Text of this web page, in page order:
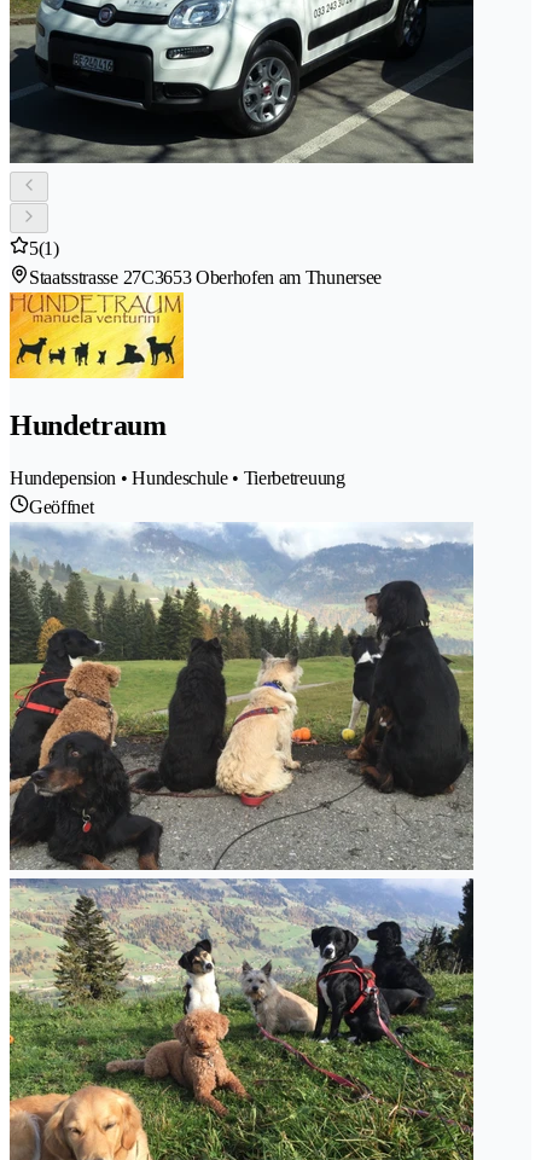
5(1)
Staatsstrasse 27C3653 Oberhofen am Thunersee
Hundetraum
Hundepension • Hundeschule • Tierbetreuung
Geöffnet